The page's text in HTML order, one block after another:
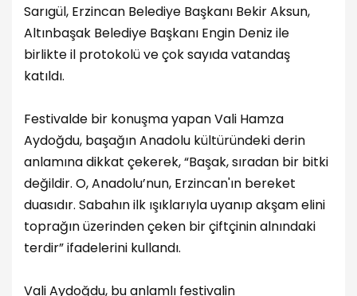
Sarıgül, Erzincan Belediye Başkanı Bekir Aksun,
Altınbaşak Belediye Başkanı Engin Deniz ile
birlikte il protokolü ve çok sayıda vatandaş
katıldı.
Festivalde bir konuşma yapan Vali Hamza
Aydoğdu, başağın Anadolu kültüründeki derin
anlamına dikkat çekerek, “Başak, sıradan bir bitki
değildir. O, Anadolu’nun, Erzincan'ın bereket
duasıdır. Sabahın ilk ışıklarıyla uyanıp akşam elini
toprağın üzerinden çeken bir çiftçinin alnındaki
terdir” ifadelerini kullandı.
Vali Aydoğdu, bu anlamlı festivalin